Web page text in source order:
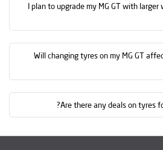
I plan to upgrade my MG GT with larger
Will changing tyres on my MG GT
Are there any deals on tyres